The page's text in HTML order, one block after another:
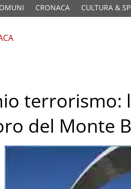
CRONACA CULTURA &
terrorismo:
del Monte